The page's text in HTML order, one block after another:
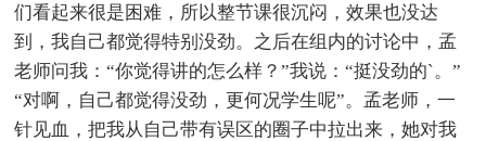
们看起来很是困难，所以整节课很沉闷，效果也没达
到，我自己都觉得特别没劲。之后在组内的讨论中，孟
老师问我：“你觉得讲的怎么样？”我说：“挺没劲的`。”
“对啊，自己都觉得没劲，更何况学生呢”。孟老师，一
针见血，把我从自己带有误区的圈子中拉出来，她对我